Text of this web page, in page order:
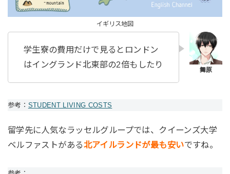
イギリス地図
学生寮の費用だけで見るとロンドン
はイングランド北東部の2倍もしたり
参考： STUDENT LIVING COSTS
留学先に人気なラッセルグループでは、クイーンズ大学
ベルファストがある北アイルランドが最も安いですね。